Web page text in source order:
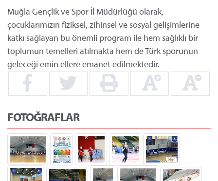
Muğla Gençlik ve Spor İl Müdürlüğü olarak,
çocuklarımızın fiziksel, zihinsel ve sosyal gelişimlerine
katkı sağlayan bu önemli program ile hem sağlıklı bir
toplumun temelleri atılmakta hem de Türk sporunun
geleceği emin ellere emanet edilmektedir.
FOTOĞRAFLAR